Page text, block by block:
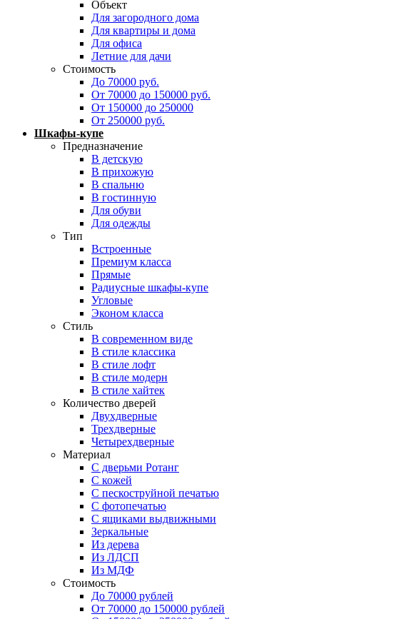
Объект
Для загородного дома
Для квартиры и дома
Для офиса
Летние для дачи
Стоимость
До 70000 руб.
От 70000 до 150000 руб.
От 150000 до 250000
От 250000 руб.
Шкафы-купе
Предназначение
В детскую
В прихожую
В спальню
В гостинную
Для обуви
Для одежды
Тип
Встроенные
Премиум класса
Прямые
Радиусные шкафы-купе
Угловые
Эконом класса
Стиль
В современном виде
В стиле классика
В стиле лофт
В стиле модерн
В стиле хайтек
Количество дверей
Двухдверные
Трехдверные
Четырехдверные
Материал
C дверьми Ротанг
C кожей
C пескоструйной печатью
C фотопечатью
C ящиками выдвижными
Зеркальные
Из дерева
Из ЛДСП
Из МДФ
Стоимость
До 70000 рублей
От 70000 до 150000 рублей